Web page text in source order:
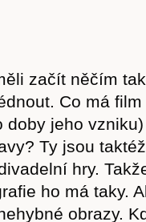
začít něčím
Co má
doby jeho
Ty jsou
hry.
ho má taky.
obrazy.